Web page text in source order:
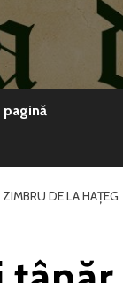
pagină
DE LA HAȚEG